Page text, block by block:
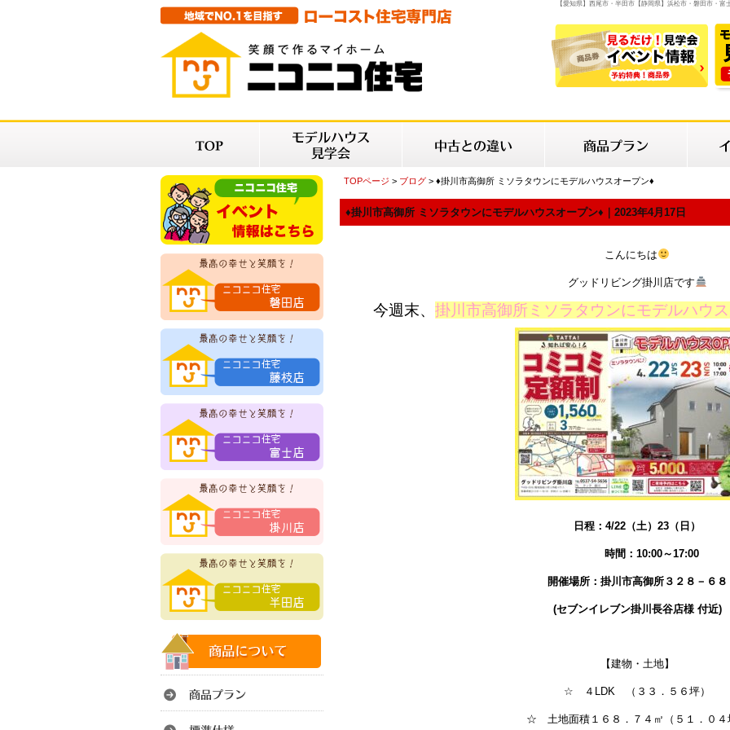
【愛知県】西尾市・半田市【静岡県】浜松市・磐田市・
TOPページ > ブログ > ♦掛川市高御所 ミソラタウンにモデルハウスオープン♦
♦掛川市高御所 ミソラタウンにモデルハウスオープン♦｜2023年4月17日
こんにちは
グッドリビング掛川店です
今週末、 掛川市高御所ミソラタウンにモデルハウ
日程：4/22（土）23（日）
時間：10:00～17:00
開催場所：掛川市高御所３２８－６８
(セブンイレブン掛川長谷店様 付近)
【建物・土地】
☆ ４LDK （３３．５６坪）
☆ 土地面積１６８．７４㎡（５１．０４